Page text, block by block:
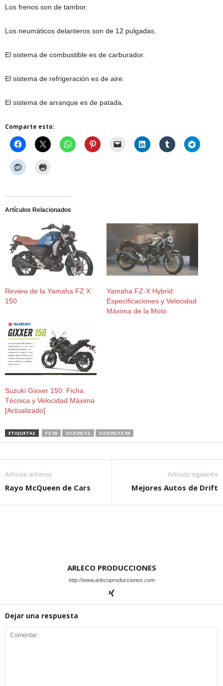
Los frenos son de tambor.
Los neumáticos delanteros son de 12 pulgadas.
El sistema de combustible es de carburador.
El sistema de refrigeración es de aire.
El sistema de arranque es de patada.
Comparte esto:
Artículos Relacionados
Review de la Yamaha FZ X
150
Yamaha FZ-X Hybrid:
Especificaciones y Velocidad
Máxima de la Moto
Suzuki Gixxer 150: Ficha
Técnica y Velocidad Máxima
[Actualizado]
ETIQUETAS FZ 50 SUZUKI FZ SUZUKI FZ 50
Artículo anterior
Rayo McQueen de Cars
Artículo siguiente
Mejores Autos de Drift
ARLECO PRODUCCIONES
http://www.arlecoproducciones.com
Dejar una respuesta